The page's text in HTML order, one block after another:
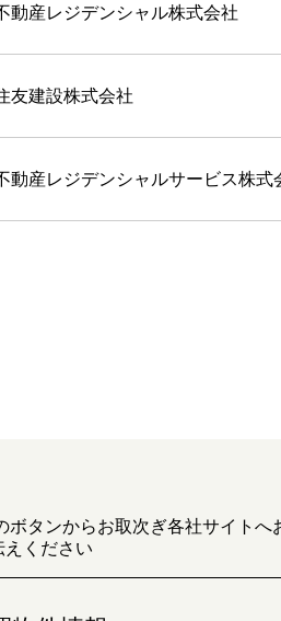
動産レジデンシャル株式会社
友建設株式会社
動産レジデンシャルサービス株式
タンからお取次ぎ各社サイトへ
ください